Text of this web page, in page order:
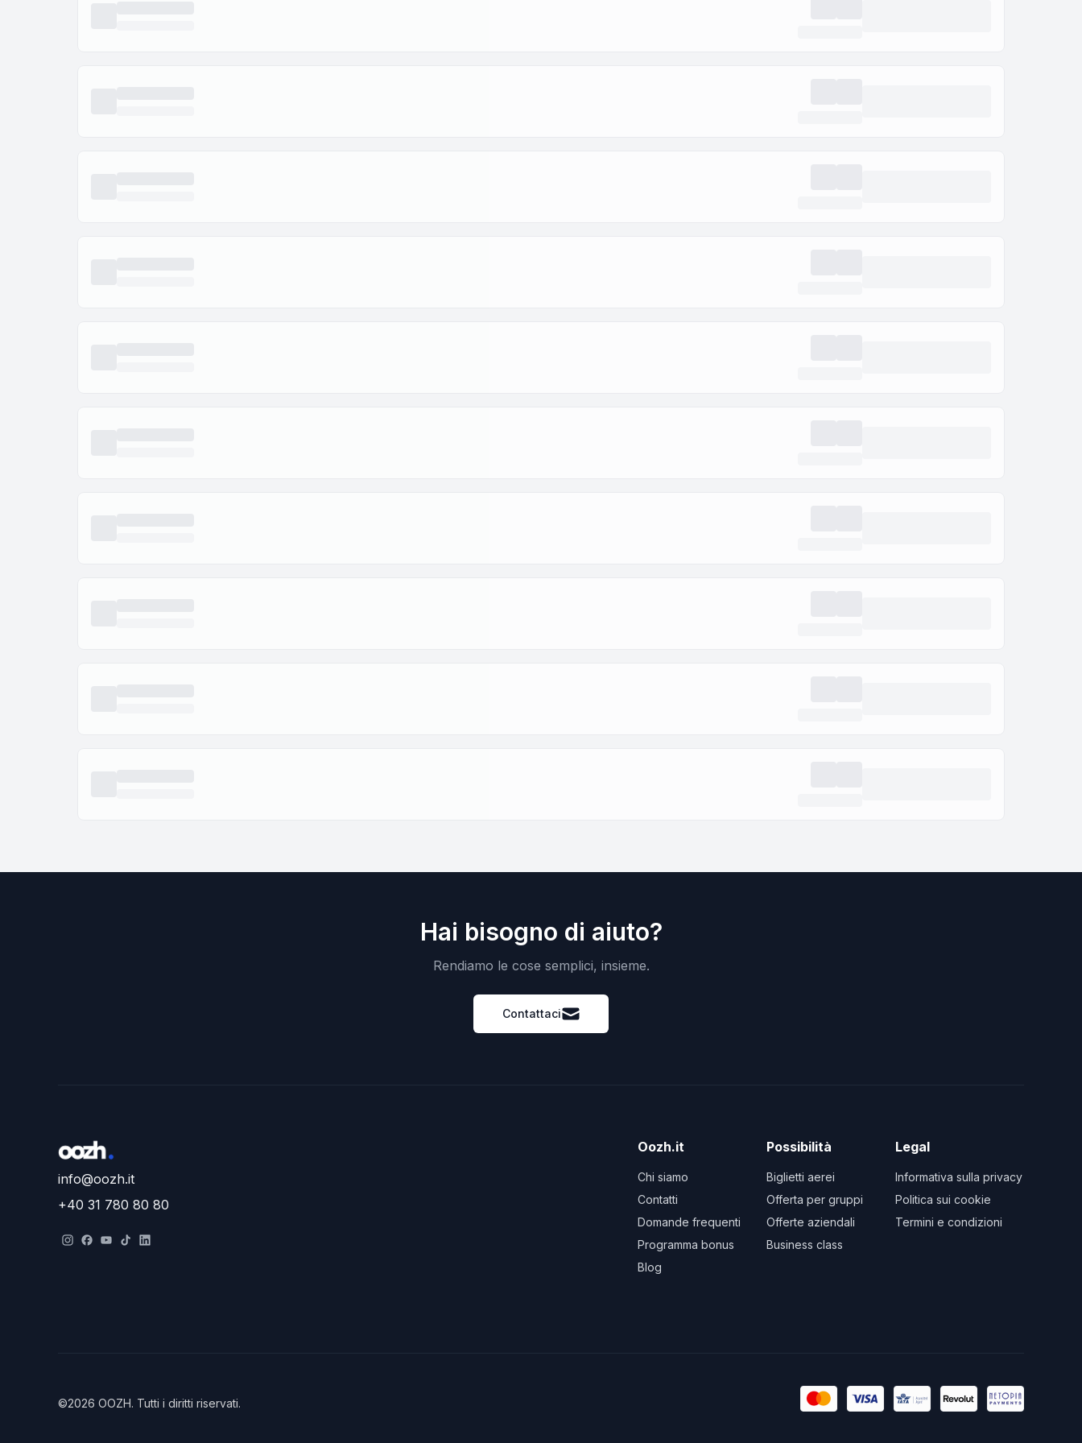
Hai bisogno di aiuto?
Rendiamo le cose semplici, insieme.
Contattaci
info@oozh.it
+40 31 780 80 80
Oozh.it
Chi siamo
Contatti
Domande frequenti
Programma bonus
Blog
Possibilità
Biglietti aerei
Offerta per gruppi
Offerte aziendali
Business class
Legal
Informativa sulla privacy
Politica sui cookie
Termini e condizioni
©2026 OOZH. Tutti i diritti riservati.